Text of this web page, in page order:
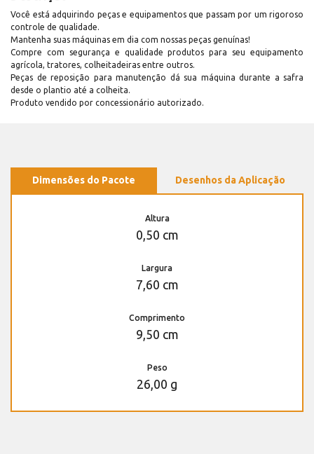
Você está adquirindo peças e equipamentos que passam por um rigoroso
controle de qualidade.
Mantenha suas máquinas em dia com nossas peças genuínas!
Compre com segurança e qualidade produtos para seu equipamento
agrícola, tratores, colheitadeiras entre outros.
Peças de reposição para manutenção dá sua máquina durante a safra
desde o plantio até a colheita.
Produto vendido por concessionário autorizado.
Dimensões do Pacote Desenhos da Aplicação
Altura
0,50 cm
Largura
7,60 cm
Comprimento
9,50 cm
Peso
26,00 g